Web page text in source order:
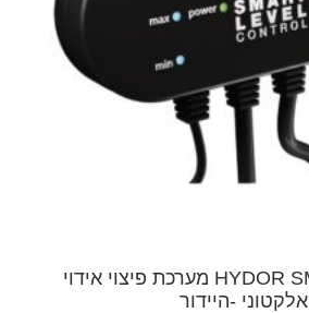
HYDOR SMART LEVEL מערכת פיצוי אידוי
אלקטוני -היידור